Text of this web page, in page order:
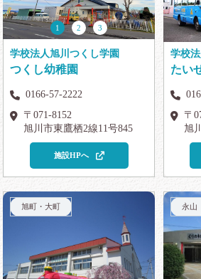
1 2 3
学校法人旭川つくし学園
つくし幼稚園
0166-57-2222
〒071-8152
旭川市東鷹栖2線11号845
施設HPへ
学校
たい
〒
旭
旭町・大町 永山